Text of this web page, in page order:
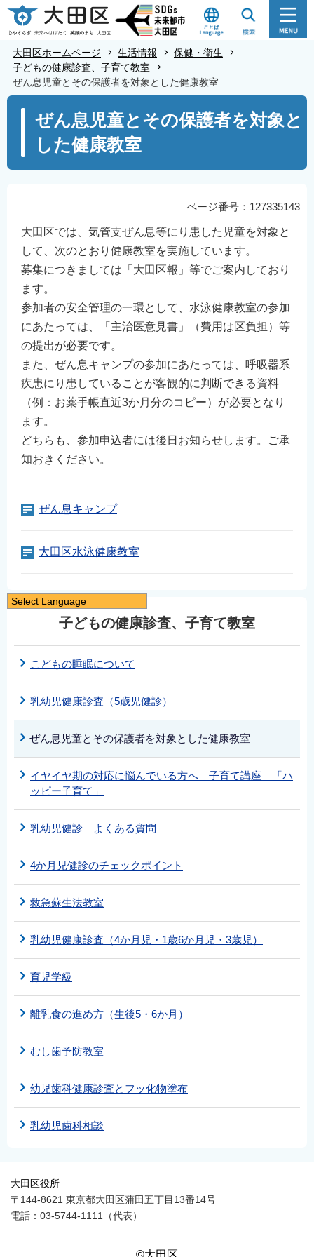
こ
の
の
大田区ホームページ 生活情報
保健・衛生
子どもの健康診査、子育て教室
ぜん息児童とその保護者を対象とした健康教室
ぜん息児童とその保護者を対象と
した健康教室
ページ番号：127335143
大田区では、気管支ぜん息等にり患した児童を対象と
して、次のとおり健康教室を実施しています。
募集につきましては「大田区報」等でご案内しており
ます。
参加者の安全管理の一環として、水泳健康教室の参加
にあたっては、「主治医意見書」（費用は区負担）等
の提出が必要です。
また、ぜん息キャンプの参加にあたっては、呼吸器系
疾患にり患していることが客観的に判断できる資料
（例：お薬手帳直近3か月分のコピー）が必要となり
ます。
どちらも、参加申込者には後日お知らせします。ご承
知おきください。
ぜん息キャンプ
大田区水泳健康教室
子どもの健康診査、子育て教室
こどもの睡眠について
乳幼児健康診査（5歳児健診）
ぜん息児童とその保護者を対象とした健康教室
イヤイヤ期の対応に悩んでいる方へ 子育て講座 「ハ
ッピー子育て」
乳幼児健診 よくある質問
4か月児健診のチェックポイント
救急蘇生法教室
乳幼児健康診査（4か月児・1歳6か月児・3歳児）
育児学級
離乳食の進め方（生後5・6か月）
むし歯予防教室
幼児歯科健康診査とフッ化物塗布
乳幼児歯科相談
大田区役所
〒144-8621 東京都大田区蒲田五丁目13番14号
電話：03-5744-1111（代表）
Select Language
简体中文
繁體中文
한국어